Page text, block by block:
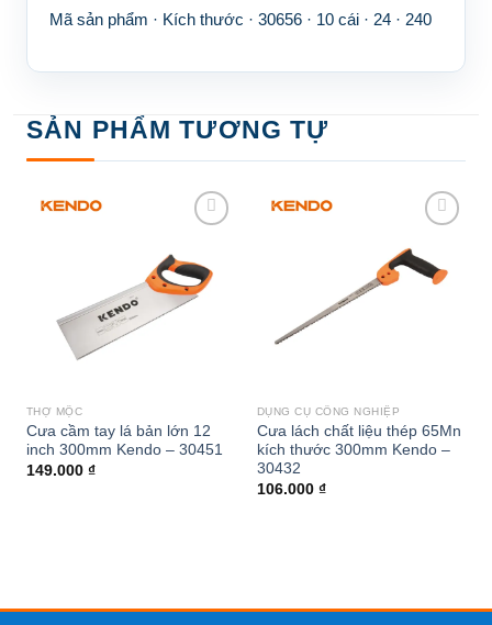
Mã sản phẩm · Kích thước · 30656 · 10 cái · 24 · 240
SẢN PHẨM TƯƠNG TỰ
THỢ MỘC
Cưa cầm tay lá bản lớn 12
inch 300mm Kendo – 30451
149.000 ₫
wishlist
DỤNG CỤ CÔNG NGHIỆP
Cưa lách chất liệu thép 65Mn
kích thước 300mm Kendo –
30432
106.000 ₫